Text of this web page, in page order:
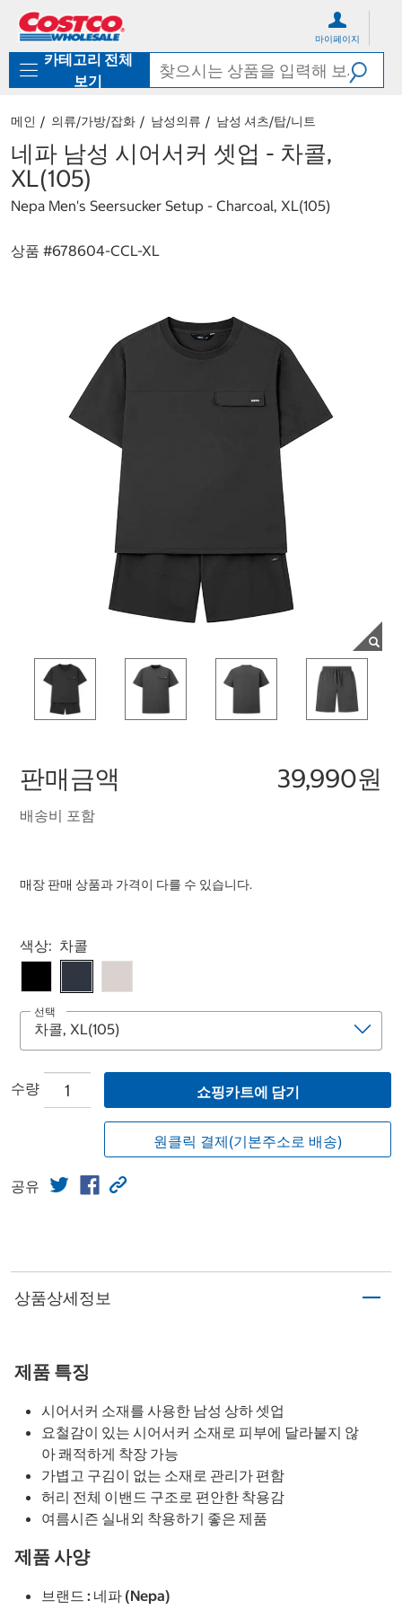
로
기
가
마이페이지
카테고리 전체
보기
메인 의류/가방/잡화 남성의류 남성 셔츠/탑/니트
네파 남성 시어서커 셋업 - 차콜,
XL(105)
Nepa Men's Seersucker Setup - Charcoal, XL(105)
상품 #678604-CCL-XL
판매금액 39,990원
배송비 포함
매장 판매 상품과 가격이 다를 수 있습니다.
Select product
색상: 차콜
선택
수량 쇼핑카트에 담기
원클릭 결제(기본주소로 배송)
공유
상품상세정보
제품 특징
시어서커 소재를 사용한 남성 상하 셋업
요철감이 있는 시어서커 소재로 피부에 달라붙지 않
아 쾌적하게 착장 가능
가볍고 구김이 없는 소재로 관리가 편함
허리 전체 이밴드 구조로 편안한 착용감
여름시즌 실내외 착용하기 좋은 제품
제품 사양
브랜드 : 네파 (Nepa)